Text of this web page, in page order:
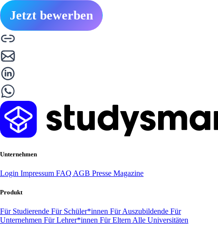
Jetzt bewerben
Unternehmen
Login Impressum FAQ AGB Presse Magazine
Produkt
Für Studierende Für Schüler*innen Für Auszubildende Für
Unternehmen Für Lehrer*innen Für Eltern Alle Universitäten